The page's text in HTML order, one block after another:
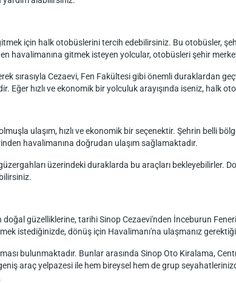
için halk otobüslerini tercih edebilirsiniz. Bu otobüsler,
havalimanına gitmek isteyen yolcular, otobüsleri şehir
sırasıyla Cezaevi, Fen Fakültesi gibi önemli duraklardan
Eğer hızlı ve ekonomik bir yolculuk arayışında iseniz, halk
ulaşım, hızlı ve ekonomik bir seçenektir. Şehrin belli
havalimanına doğrudan ulaşım sağlamaktadır.
üzerindeki duraklarda bu araçları bekleyebilirler.
doğal güzelliklerine, tarihi Sinop Cezaevi'nden İnceburun
istediğinizde, dönüş için Havalimanı'na ulaşmanız
bulunmaktadır. Bunlar arasında Sinop Oto Kiralama,
araç yelpazesi ile hem bireysel hem de grup